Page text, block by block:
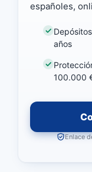
españoles,
años
100.000
Enlace